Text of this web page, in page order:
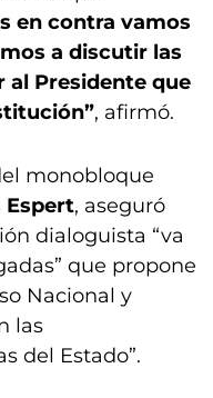
en contra vamos
a discutir las
al Presidente que
, afirmó.
monobloque
Espert, aseguró
dialoguista “va
que propone
Nacional y
las
del Estado”.